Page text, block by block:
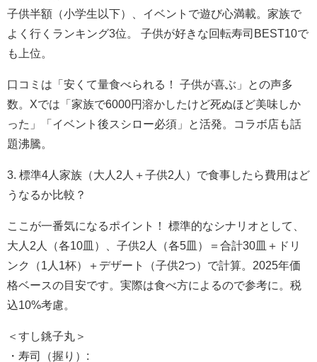
子供半額（小学生以下）、イベントで遊び心満載。家族で
よく行くランキング3位。 子供が好きな回転寿司BEST10で
も上位。
口コミは「安くて量食べられる！ 子供が喜ぶ」との声多
数。Xでは「家族で6000円溶かしたけど死ぬほど美味しか
った」「イベント後スシロー必須」と活発。コラボ店も話
題沸騰。
3. 標準4人家族（大人2人＋子供2人）で食事したら費用はど
うなるか比較？
ここが一番気になるポイント！ 標準的なシナリオとして、
大人2人（各10皿）、子供2人（各5皿）＝合計30皿＋ドリ
ンク（1人1杯）＋デザート（子供2つ）で計算。2025年価
格ベースの目安です。実際は食べ方によるので参考に。税
込10%考慮。
＜すし銚子丸＞
・寿司（握り）: